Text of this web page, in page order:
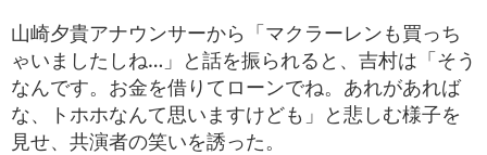
山崎夕貴アナウンサーから「マクラーレンも買っち
ゃいましたしね…」と話を振られると、吉村は「そう
なんです。お金を借りてローンでね。あれがあれば
な、トホホなんて思いますけども」と悲しむ様子を
見せ、共演者の笑いを誘った。